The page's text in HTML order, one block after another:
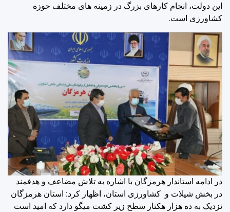
این دولت، انجام کارهای بزرگ در زمینه های مختلف حوزه
کشاورزی است.
در ادامه استاندار هرمزگان با اشاره به تلاش مضاعف و هدفمند
در بخش شیلات و کشاورزی استان، اظهار کرد: استان هرمزگان
نزدیک به ده هزار هکتار سطح زیر کشت میگو دارد که امید است